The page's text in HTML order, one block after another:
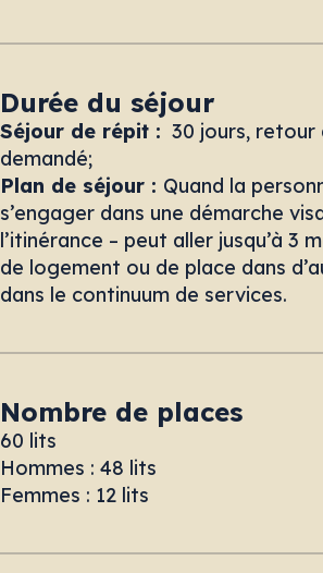
Durée du séjour
Séjour de répit : 30 jours, retour
demandé;
Plan de séjour : Quand la
s’engager dans une démarche
l’itinérance – peut aller jusqu’à 3
de logement ou de place dans
dans le continuum de services.
Nombre de places
60 lits
Hommes : 48 lits
Femmes : 12 lits